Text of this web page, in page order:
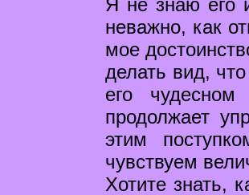
Я не знаю его
неважно, как
мое
делать вид,
его
продолжает
этим
чувствуем
Хотите знать,